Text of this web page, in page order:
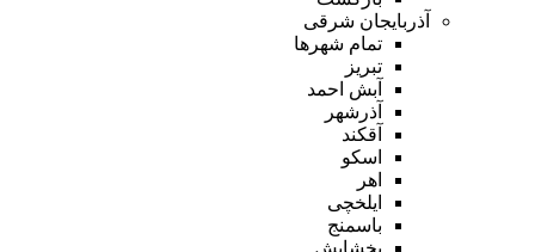
آذربایجان شرقی
تمام شهر‌ها
تبریز
آبش احمد
آذرشهر
آقکند
اسکو
اهر
ایلخچی
باسمنج
بخشایش